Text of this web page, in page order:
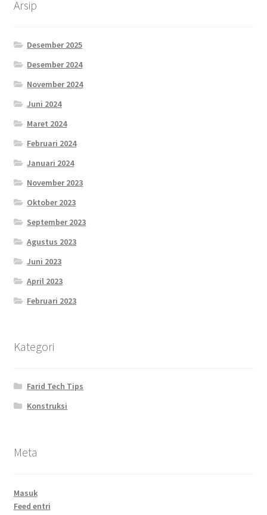
Arsip
Desember 2025
Desember 2024
November 2024
Juni 2024
Maret 2024
Februari 2024
Januari 2024
November 2023
Oktober 2023
September 2023
Agustus 2023
Juni 2023
April 2023
Februari 2023
Kategori
Farid Tech Tips
Konstruksi
Meta
Masuk
Feed entri